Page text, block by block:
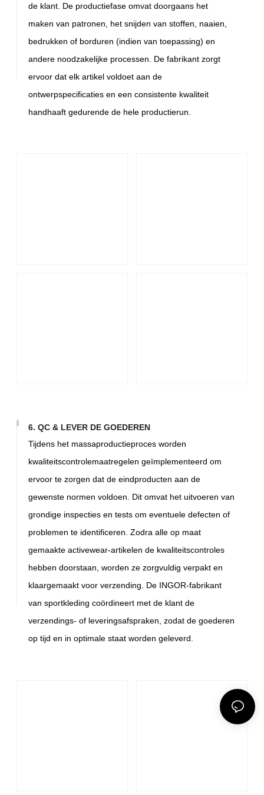
de klant. De productiefase omvat doorgaans het
maken van patronen, het snijden van stoffen, naaien,
bedrukken of borduren (indien van toepassing) en
andere noodzakelijke processen. De fabrikant zorgt
ervoor dat elk artikel voldoet aan de
ontwerpspecificaties en een consistente kwaliteit
handhaaft gedurende de hele productierun.
6. QC & LEVER DE GOEDEREN
Tijdens het massaproductieproces worden
kwaliteitscontrolemaatregelen geïmplementeerd om
ervoor te zorgen dat de eindproducten aan de
gewenste normen voldoen. Dit omvat het uitvoeren van
grondige inspecties en tests om eventuele defecten of
problemen te identificeren. Zodra alle op maat
gemaakte activewear-artikelen de kwaliteitscontroles
hebben doorstaan, worden ze zorgvuldig verpakt en
klaargemaakt voor verzending. De INGOR-fabrikant
van sportkleding coördineert met de klant de
verzendings- of leveringsafspraken, zodat de goederen
op tijd en in optimale staat worden geleverd.